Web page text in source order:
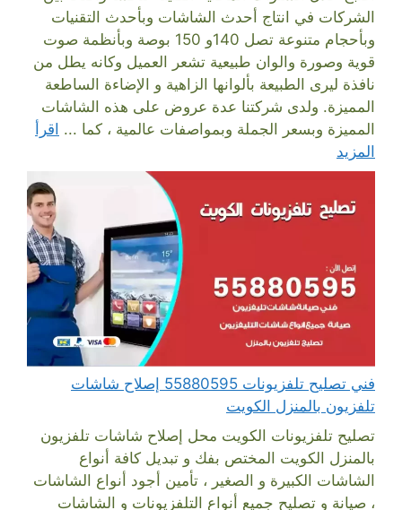
الشركات في انتاج أحدث الشاشات وبأحدث التقنيات
وبأحجام متنوعة تصل 140و 150 بوصة وبأنظمة صوت
قوية وصورة والوان طبيعية تشعر العميل وكانه يطل من
نافذة ليرى الطبيعة بألوانها الزاهية و الإضاءة الساطعة
المميزة. ولدى شركتنا عدة عروض على هذه الشاشات
المميزة وبسعر الجملة وبمواصفات عالمية ، كما ... اقرأ
المزيد
فني تصليح تلفزيونات 55880595 إصلاح شاشات
تلفزيون بالمنزل الكويت
تصليح تلفزيونات الكويت محل إصلاح شاشات تلفزيون
بالمنزل الكويت المختص بفك و تبديل كافة أنواع
الشاشات الكبيرة و الصغير ، تأمين أجود أنواع الشاشات
، صيانة و تصليح جميع أنواع التلفزيونات و الشاشات